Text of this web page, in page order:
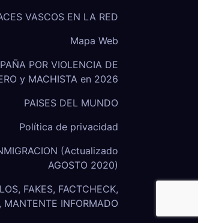
VASCOS EN LA RED
Mapa Web
POR VIOLENCIA DE
y MACHISTA en 2026
PAISES DEL MUNDO
Política de privacidad
(Actualizado
AGOSTO 2020)
FAKES, FACTCHECK,
MANTENTE INFORMADO